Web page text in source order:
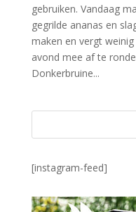
gebruiken. Vandaag
gegrilde ananas en
maken en vergt
avond mee af te
Donkerbruine...
[instagram-feed]